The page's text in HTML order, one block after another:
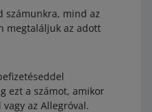
számunkra, mind az
megtaláljuk az adott
ezt a számot, amikor
az Allegróval.